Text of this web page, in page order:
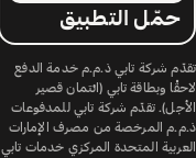
حمّل التطبيق
تقدّم شركة تابي ذ.م.م خدمة الدفع
لاحقًا وبطاقة تابي (ائتمان قصير
الأجل). تقدّم شركة تابي للمدفوعات
ذ.م.م المرخصة من مصرف الإمارات
العربية المتحدة المركزي خدمات تابي